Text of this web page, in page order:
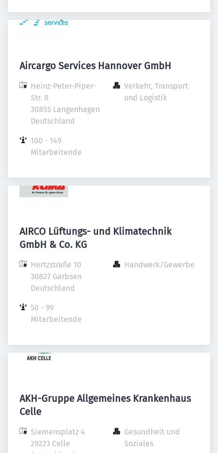
Aircargo Services Hannover GmbH
Heinz-Peter-Piper-
Str. 8
30855 Langenhagen
Deutschland
Verkehr, Transport
und Logistik
100 - 149
Mitarbeitende
AIRCO Lüftungs- und Klimatechnik
GmbH & Co. KG
Hertzstraße 10
30827 Garbsen
Deutschland
Handwerk/Gewerbe
50 - 99
Mitarbeitende
AKH-Gruppe Allgemeines Krankenhaus
Celle
Siemensplatz 4
29223 Celle
Gesundheit und
Soziales